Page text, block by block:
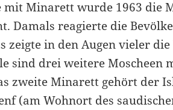
mit Minarett wurde 1963 die
Damals reagierte die
zeigte in den Augen vieler
sind drei weitere Moscheen
zweite Minarett gehört der
(am Wohnort des